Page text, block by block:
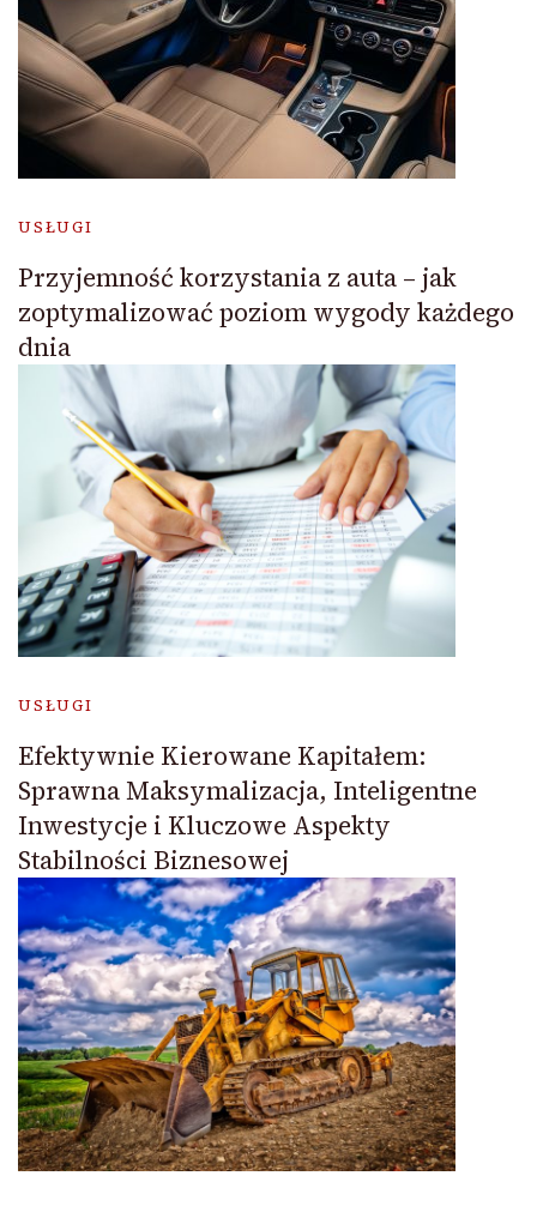
USŁUGI
Przyjemność korzystania z auta – jak
zoptymalizować poziom wygody każdego
dnia
USŁUGI
Efektywnie Kierowane Kapitałem:
Sprawna Maksymalizacja, Inteligentne
Inwestycje i Kluczowe Aspekty
Stabilności Biznesowej